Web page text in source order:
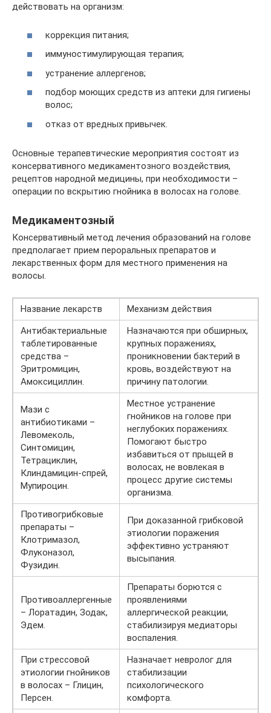
действовать на организм:
коррекция питания;
иммуностимулирующая терапия;
устранение аллергенов;
подбор моющих средств из аптеки для гигиены
волос;
отказ от вредных привычек.
Основные терапевтические мероприятия состоят из
консервативного медикаментозного воздействия,
рецептов народной медицины, при необходимости –
операции по вскрытию гнойника в волосах на голове.
Медикаментозный
Консервативный метод лечения образований на голове
предполагает прием пероральных препаратов и
лекарственных форм для местного применения на
волосы.
Название лекарств
Механизм действия
Антибактериальные
таблетированные
средства –
Эритромицин,
Амоксициллин.
Назначаются при обширных,
крупных поражениях,
проникновении бактерий в
кровь, воздействуют на
причину патологии.
Мази с
антибиотиками –
Левомеколь,
Синтомицин,
Тетрациклин,
Клиндамицин-спрей,
Мупироцин.
Местное устранение
гнойников на голове при
неглубоких поражениях.
Помогают быстро
избавиться от прыщей в
волосах, не вовлекая в
процесс другие системы
организма.
Противогрибковые
препараты –
Клотримазол,
Флуконазол,
Фузидин.
При доказанной грибковой
этиологии поражения
эффективно устраняют
высыпания.
Противоаллергенные
– Лоратадин, Зодак,
Эдем.
Препараты борются с
проявлениями
аллергической реакции,
стабилизируя медиаторы
воспаления.
При стрессовой
этиологии гнойников
в волосах – Глицин,
Персен.
Назначает невролог для
стабилизации
психологического
комфорта.